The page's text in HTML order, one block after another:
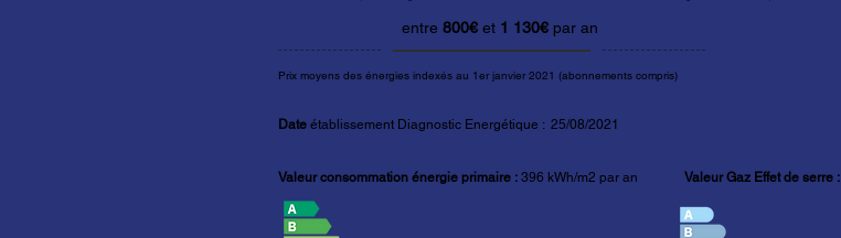
entre 800€ et 1 130€ par an
Prix moyens des énergies indexés au 1er janvier 2021 (abonnements compris)
Date établissement Diagnostic Energétique : 25/08/2021
Valeur consommation énergie primaire : 396 kWh/m2 par an Valeur Gaz Effet de serre :